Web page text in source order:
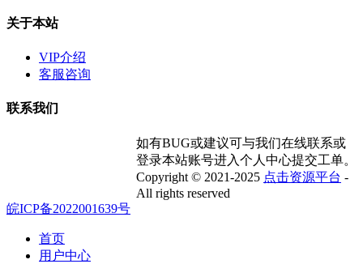
关于本站
VIP介绍
客服咨询
联系我们
如有BUG或建议可与我们在线联系或
登录本站账号进入个人中心提交工单。
Copyright © 2021-2025 点击资源平台 -
All rights reserved
皖ICP备2022001639号
首页
用户中心